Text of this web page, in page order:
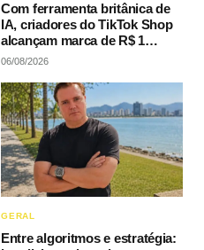
Com ferramenta britânica de
IA, criadores do TikTok Shop
alcançam marca de R$ 1
milhão em vendas sem
06/08/2026
GERAL
Entre algoritmos e estratégia: